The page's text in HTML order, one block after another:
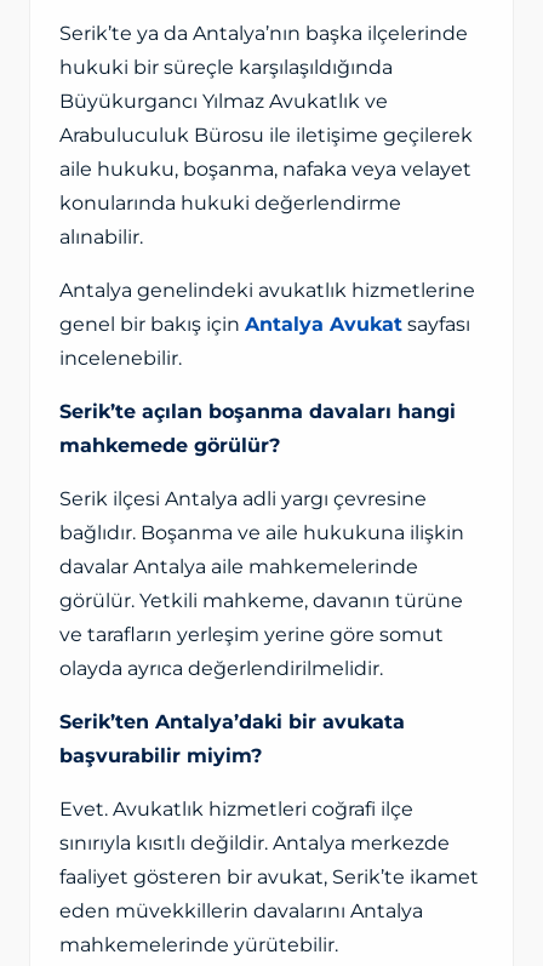
Serik’te ya da Antalya’nın başka ilçelerinde
hukuki bir süreçle karşılaşıldığında
Büyükurgancı Yılmaz Avukatlık ve
Arabuluculuk Bürosu ile iletişime geçilerek
aile hukuku, boşanma, nafaka veya velayet
konularında hukuki değerlendirme
alınabilir.
Antalya genelindeki avukatlık hizmetlerine
genel bir bakış için Antalya Avukat sayfası
incelenebilir.
Serik’te açılan boşanma davaları hangi
mahkemede görülür?
Serik ilçesi Antalya adli yargı çevresine
bağlıdır. Boşanma ve aile hukukuna ilişkin
davalar Antalya aile mahkemelerinde
görülür. Yetkili mahkeme, davanın türüne
ve tarafların yerleşim yerine göre somut
olayda ayrıca değerlendirilmelidir.
Serik’ten Antalya’daki bir avukata
başvurabilir miyim?
Evet. Avukatlık hizmetleri coğrafi ilçe
sınırıyla kısıtlı değildir. Antalya merkezde
faaliyet gösteren bir avukat, Serik’te ikamet
eden müvekkillerin davalarını Antalya
mahkemelerinde yürütebilir.